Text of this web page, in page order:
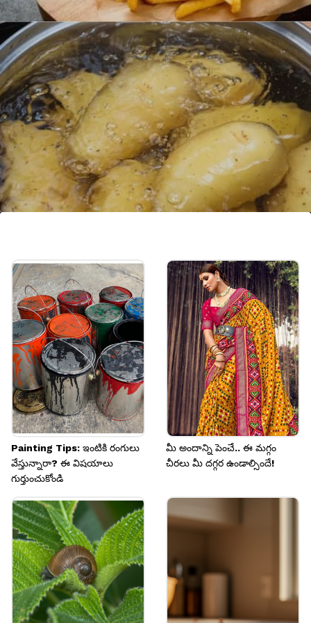
ఫాస్ట్ ఫుడ్, చిప్స్ లాంటి ఆహారాలు మొటిమలకు కారణం
కావచ్చు. వీటిలో సాధారణంగా అధిక కొవ్వు, చక్కెర
ఉంటాయి, అలాగే వీటిలో పోషక విలువలు తక్కువగా
ఉంటాయి.
Painting Tips: ఇంటికి రంగులు
వేస్తున్నారా? ఈ విషయాలు
గుర్తుంచుకోండి
మీ అందాన్ని పెంచే.. ఈ మగ్గం
చీరలు మీ దగ్గర ఉండాల్సిందే!